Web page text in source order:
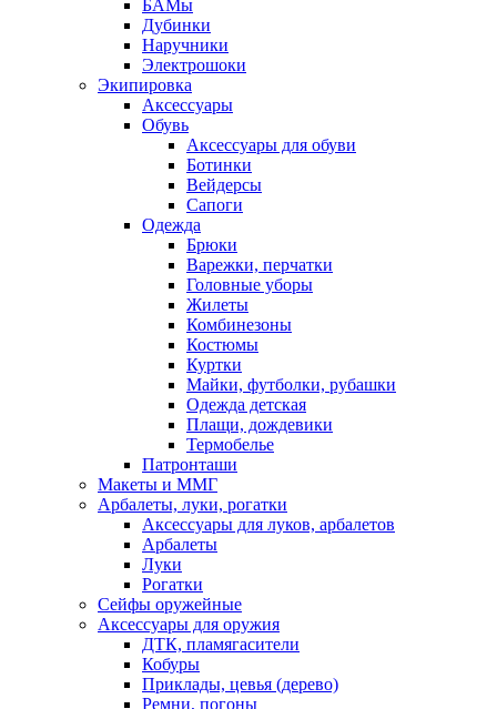
БАМы
Дубинки
Наручники
Электрошоки
Экипировка
Аксессуары
Обувь
Аксессуары для обуви
Ботинки
Вейдерсы
Сапоги
Одежда
Брюки
Варежки, перчатки
Головные уборы
Жилеты
Комбинезоны
Костюмы
Куртки
Майки, футболки, рубашки
Одежда детская
Плащи, дождевики
Термобелье
Патронташи
Макеты и ММГ
Арбалеты, луки, рогатки
Аксессуары для луков, арбалетов
Арбалеты
Луки
Рогатки
Сейфы оружейные
Аксессуары для оружия
ДТК, пламягасители
Кобуры
Приклады, цевья (дерево)
Ремни, погоны